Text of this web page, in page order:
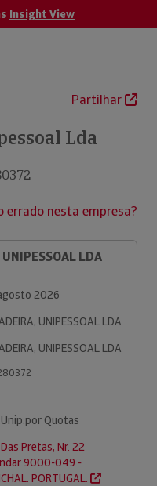
Insight View
Partilhar
Lda
errado nesta empresa?
LDA
2026
UNIPESSOAL LDA
UNIPESSOAL LDA
Quotas
Pretas, Nr. 22
9000-049 -
PORTUGAL.